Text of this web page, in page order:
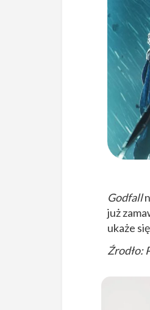
Godfall
już
ukaże
Źrodło: